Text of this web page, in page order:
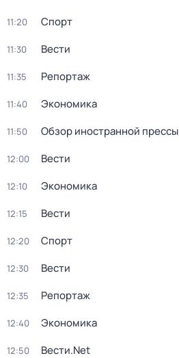
11:20 Спорт
11:30 Вести
11:35 Репортаж
11:40 Экономика
11:50 Обзор иностранной прессы
12:00 Вести
12:10 Экономика
12:15 Вести
12:20 Спорт
12:30 Вести
12:35 Репортаж
12:40 Экономика
12:50 Вести.Net